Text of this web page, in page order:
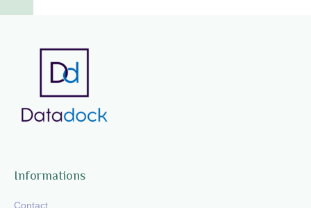
Informations
Contact